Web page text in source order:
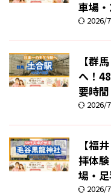
車場
2026/
【群
へ！
要時
2026/
【福
拝体
場・
2026/